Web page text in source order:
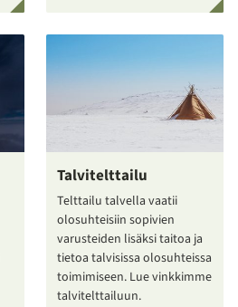
Talvitelttailu
Telttailu talvella vaatii
olosuhteisiin sopivien
varusteiden lisäksi taitoa ja
tietoa talvisissa olosuhteissa
toimimiseen. Lue vinkkimme
talvitelttailuun.